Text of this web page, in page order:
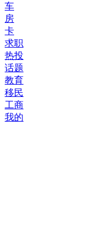
车
房
卡
求职
热投
话题
教育
移民
工商
我的